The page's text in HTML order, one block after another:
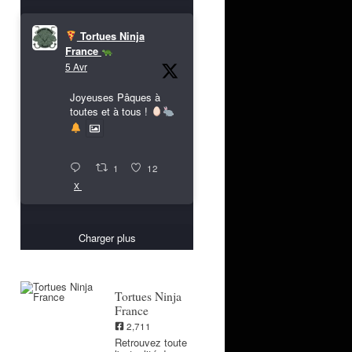
Tortues Ninja
France
5 Avr
Joyeuses Pâques à
toutes et à tous !
1 12
X
Charger plus
Tortues Ninja
France
2,711
Retrouvez toute